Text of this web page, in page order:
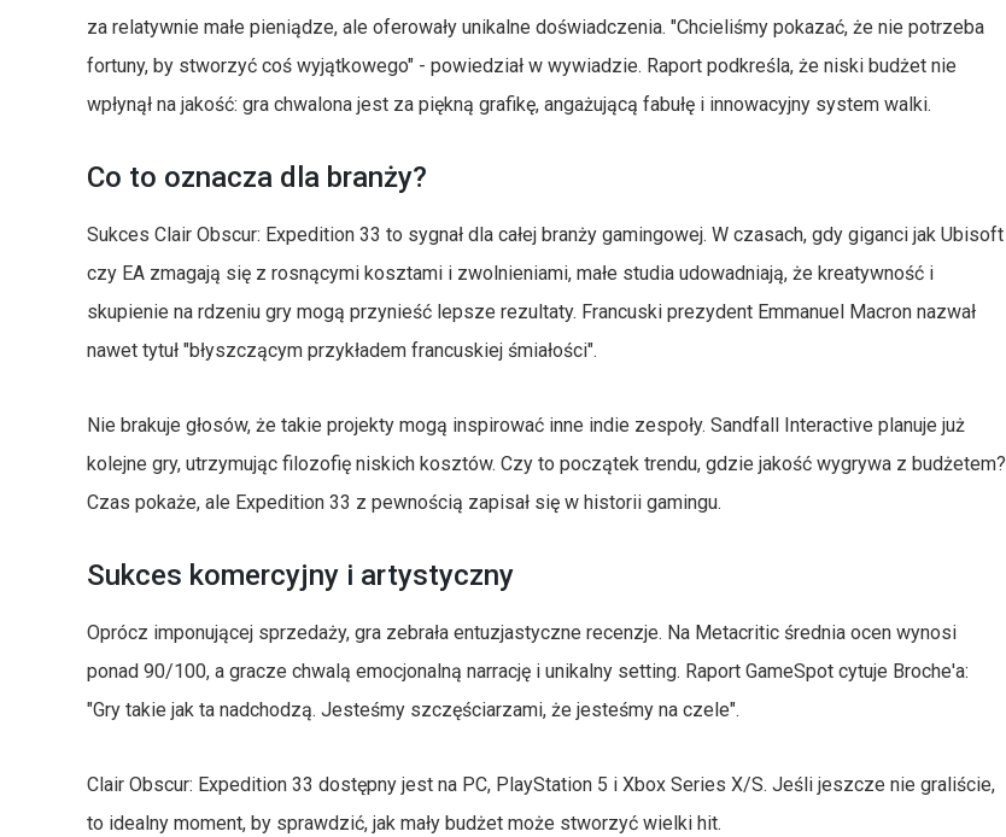
za relatywnie małe pieniądze, ale oferowały unikalne doświadczenia. "Chcieliśmy pokazać, że nie potrzeba
fortuny, by stworzyć coś wyjątkowego" - powiedział w wywiadzie. Raport podkreśla, że niski budżet nie
wpłynął na jakość: gra chwalona jest za piękną grafikę, angażującą fabułę i innowacyjny system walki.
Co to oznacza dla branży?
Sukces Clair Obscur: Expedition 33 to sygnał dla całej branży gamingowej. W czasach, gdy giganci jak Ubisoft
czy EA zmagają się z rosnącymi kosztami i zwolnieniami, małe studia udowadniają, że kreatywność i
skupienie na rdzeniu gry mogą przynieść lepsze rezultaty. Francuski prezydent Emmanuel Macron nazwał
nawet tytuł "błyszczącym przykładem francuskiej śmiałości".
Nie brakuje głosów, że takie projekty mogą inspirować inne indie zespoły. Sandfall Interactive planuje już
kolejne gry, utrzymując filozofię niskich kosztów. Czy to początek trendu, gdzie jakość wygrywa z budżetem?
Czas pokaże, ale Expedition 33 z pewnością zapisał się w historii gamingu.
Sukces komercyjny i artystyczny
Oprócz imponującej sprzedaży, gra zebrała entuzjastyczne recenzje. Na Metacritic średnia ocen wynosi
ponad 90/100, a gracze chwalą emocjonalną narrację i unikalny setting. Raport GameSpot cytuje Broche'a:
"Gry takie jak ta nadchodzą. Jesteśmy szczęściarzami, że jesteśmy na czele".
Clair Obscur: Expedition 33 dostępny jest na PC, PlayStation 5 i Xbox Series X/S. Jeśli jeszcze nie graliście,
to idealny moment, by sprawdzić, jak mały budżet może stworzyć wielki hit.